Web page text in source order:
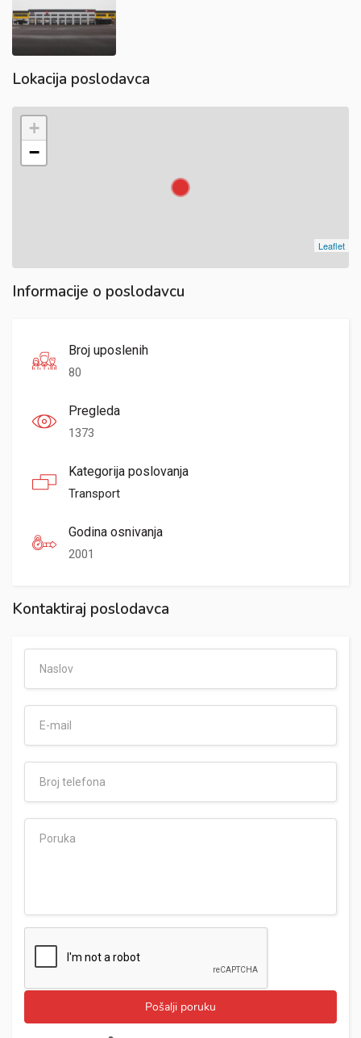
Lokacija poslodavca
+
−
Leaflet
Informacije o poslodavcu
Broj uposlenih
80
Pregleda
1373
Kategorija poslovanja
Transport
Godina osnivanja
2001
Kontaktiraj poslodavca
Pošalji poruku